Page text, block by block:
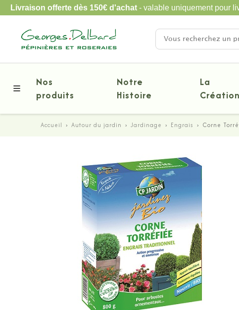
Livraison offerte dès 150€ d'achat - valable uniquement pour
Nos
produits
Notre
Histoire
La
Création
Accueil › Autour du jardin › Jardinage › Engrais › Corne